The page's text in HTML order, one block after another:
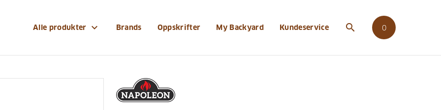
Alle produkter expand_more Brands Oppskrifter My Backyard Kundeservice search 0